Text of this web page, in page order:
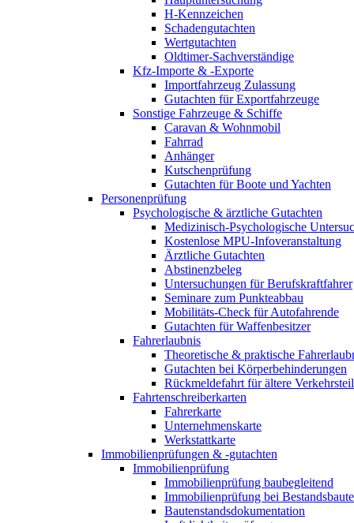
H-Kennzeichen
Schadengutachten
Wertgutachten
Oldtimer-Sachverständige
Kfz-Importe & -Exporte
Importfahrzeug Zulassung
Gutachten für Exportfahrzeuge
Sonstige Fahrzeuge & Schiffe
Caravan & Wohnmobil
Fahrrad
Anhänger
Kutschenprüfung
Gutachten für Boote und Yachten
Personenprüfung
Psychologische & ärztliche Gutachten
Medizinisch-Psychologische
Kostenlose MPU-Infoveranstaltung
Ärztliche Gutachten
Abstinenzbeleg
Untersuchungen für Berufskraftfahrer
Seminare zum Punkteabbau
Mobilitäts-Check für Autofahrende
Gutachten für Waffenbesitzer
Fahrerlaubnis
Theoretische & praktische
Gutachten bei Körperbehinderungen
Rückmeldefahrt für ältere
Fahrtenschreiberkarten
Fahrerkarte
Unternehmenskarte
Werkstattkarte
Immobilienprüfungen & -gutachten
Immobilienprüfung
Immobilienprüfung baubegleitend
Immobilienprüfung bei
Bautenstandsdokumentation